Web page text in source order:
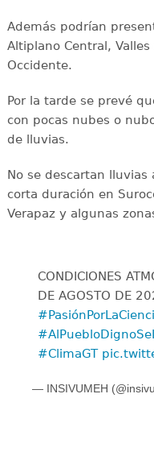
Además podrían
Altiplano Central,
Occidente.
Por la tarde se prevé
con pocas nubes o
de lluvias.
No se descartan
corta duración en
Verapaz y algunas
CONDICIONES
DE AGOSTO DE
#ClimaGT
— INSIVUMEH